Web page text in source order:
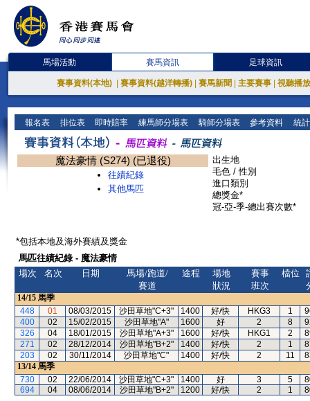
馬場活動 賽馬資訊 足球資訊
賽事資料(本地) 賽事資料(越洋轉播) 賽馬新聞 主要賽事 視聽播
報名表 排位表 即時賠率 練馬師分場表 騎師分場表 參考資料 統
魔法豪情 (S274) (已退役)
往績紀錄
其他馬匹
出生地
毛色 / 性別
進口類別
總獎金*
冠-亞-季-總出賽次數*
*包括本地及海外賽績及獎金
馬匹往績紀錄 - 魔法豪情
場次
名次 日期
馬場/跑道/
賽道
途程
場地
狀況
賽事
班次
檔位
14/15 馬季
448
01 08/03/2015 沙田草地"C+3" 1400 好/快 HKG3 1
400
02 15/02/2015 沙田草地"A" 1600 好 2 8
326
04 18/01/2015 沙田草地"A+3" 1600 好/快 HKG1 2
271
02 28/12/2014 沙田草地"B+2" 1400 好/快 2 1
203
02 30/11/2014 沙田草地"C" 1400 好/快 2 11
13/14 馬季
730
02 22/06/2014 沙田草地"C+3" 1400 好 3 5
694
04 08/06/2014 沙田草地"B+2" 1200 好/快 2 1